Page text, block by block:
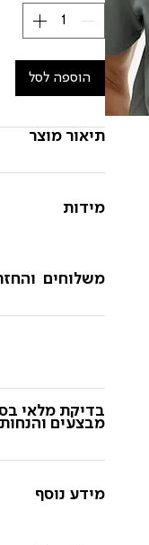
הוספה לסל
תיאור מוצר
מידות
משלוחים
בדיקת מלאי
מבצעים והנחות
מידע נוסף